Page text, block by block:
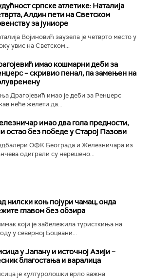
српске атлетике: Наталија
Алдин пети на Светском
за јуниоре
Војиновић заузела је четврто место у
увис на Светском...
имао кошмарни деби за
– скривио пенал, па замењен на
Драгојевић имао је деби за Ренџерс
неће желети да...
имао два гола предности,
остао без победе у Старој Пазови
ОФК Београда и Железничара из
одиграли су нерешено...
нилски коњ појури чамац, онда
главом без обзира
који је забележила туристкиња на
у северној Боцвани...
у Јапану и источној Азији –
благостања и варалица
је културолошки врло важна